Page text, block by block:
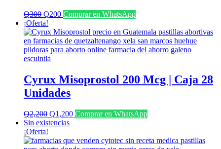
Q300 El
precio
original
era:
Q300.
Q200El
actual
es:
Q200.
Comprar en WhatsApp
¡Oferta!
Cyrux Misoprostol 200 Mcg | Caja 28
Unidades
Q2,200 El
precio
era:
Q1,200El
es:
Comprar en WhatsApp
Sin existencias
¡Oferta!